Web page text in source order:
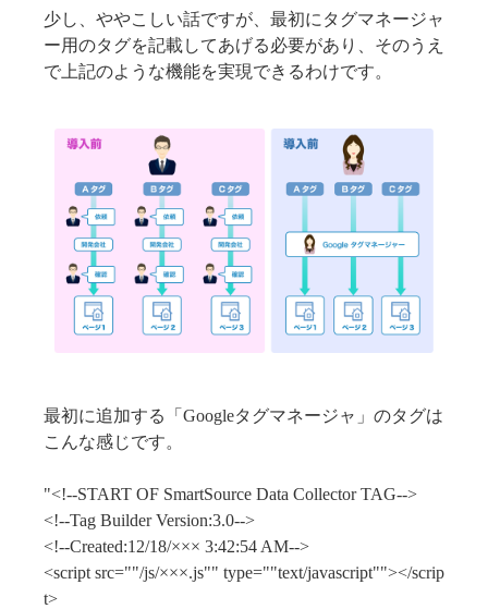
少し、ややこしい話ですが、最初にタグマネージャ
ー用のタグを記載してあげる必要があり、そのうえ
で上記のような機能を実現できるわけです。
最初に追加する「Googleタグマネージャ」のタグは
こんな感じです。
"<!--START OF SmartSource Data Collector TAG-->
<!--Tag Builder Version:3.0-->
<!--Created:12/18/××× 3:42:54 AM-->
<script src=""/js/×××.js"" type=""text/javascript""></scrip
t>